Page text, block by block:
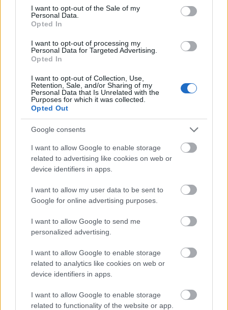
consent section.
I want to opt-out of the Sale of my
Personal Data.
Opted In
I want to opt-out of processing my
Personal Data for Targeted Advertising.
Opted In
I want to opt-out of Collection, Use,
Retention, Sale, and/or Sharing of my
Personal Data that Is Unrelated with the
Purposes for which it was collected.
Opted Out
Google consents
I want to allow Google to enable storage
related to advertising like cookies on web or
device identifiers in apps.
I want to allow my user data to be sent to
Google for online advertising purposes.
I want to allow Google to send me
personalized advertising.
I want to allow Google to enable storage
related to analytics like cookies on web or
device identifiers in apps.
I want to allow Google to enable storage
related to functionality of the website or app.
Comunio’ya sor: Weghorst Fenerbahçe derbisinde neden -1 puan
Futbolcular bireysel performanslarına göre veri bazında değerlendirilir.
Gelin beraber Weghorst’un Fenerbahçe maçında öne çıkan istatistiklerine
Devam oku »